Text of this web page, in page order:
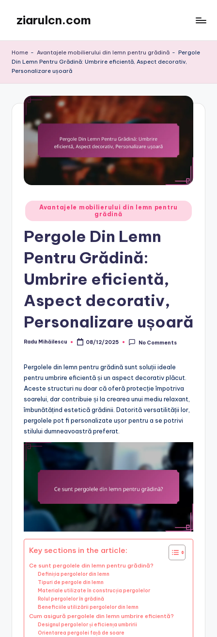
content
ziarulcn.com
Home - Avantajele mobilierului din lemn pentru grădină - Pergole
Din Lemn Pentru Grădină: Umbrire eficientă, Aspect decorativ,
Personalizare ușoară
Posted
in
Avantajele mobilierului din lemn pentru
grădină
Pergole Din Lemn
Pentru Grădină:
Umbrire eficientă,
Aspect decorativ,
Personalizare ușoară
Posted
Radu Mihăilescu 08/12/2025 No Comments
Pergolele din lemn pentru grădină sunt soluții ideale
pentru umbrire eficientă și un aspect decorativ plăcut.
Aceste structuri nu doar că oferă protecție împotriva
soarelui, dar contribuie și la crearea unui mediu relaxant,
îmbunătățind estetică grădinii. Datorită versatilității lor,
pergolele pot fi personalizate ușor pentru a se potrivi
stilului dumneavoastră preferat.
Key sections in the article:
Ce sunt pergolele din lemn pentru grădină?
Definiția pergolelor din lemn
Tipuri de pergole din lemn
Materiale utilizate în construcția pergolelor
Rolul pergolelor în grădină
Beneficiile utilizării pergolelor din lemn
Cum asigură pergolele din lemn umbrire eficientă?
Designul pergolelor și eficiența umbririi
Orientarea pergolei față de soare